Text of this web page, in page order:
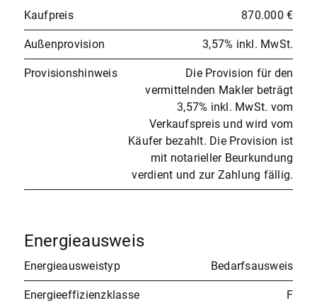
Kaufpreis 870.000 €
Außenprovision 3,57% inkl. MwSt.
Provisionshinweis
Die Provision für den
vermittelnden Makler beträgt
3,57% inkl. MwSt. vom
Verkaufspreis und wird vom
Käufer bezahlt. Die Provision ist
mit notarieller Beurkundung
verdient und zur Zahlung fällig.
Energieausweis
Energieausweistyp Bedarfsausweis
Energieeffizienzklasse F